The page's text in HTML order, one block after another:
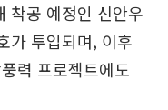
착공 예정인 신안우
가 투입되며, 이후
력 프로젝트에도